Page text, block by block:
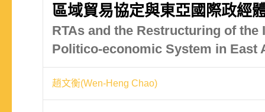
區域貿易協定與東亞國際政經
RTAs and the Restructuring of the
Politico-economic System in East
趙文衡(Wen-Heng Chao)